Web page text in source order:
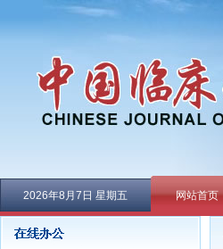
2026年8月7日 星期五 网站首页